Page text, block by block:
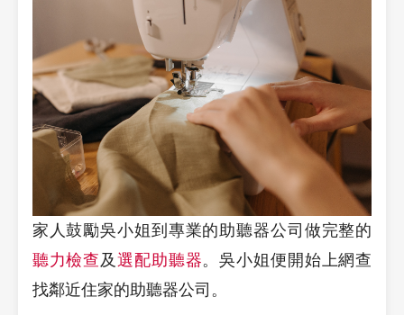
家人鼓勵吳小姐到專業的助聽器公司做完整的
聽力檢查 及選配助聽器。吳小姐便開始上網查
找鄰近住家的助聽器公司。